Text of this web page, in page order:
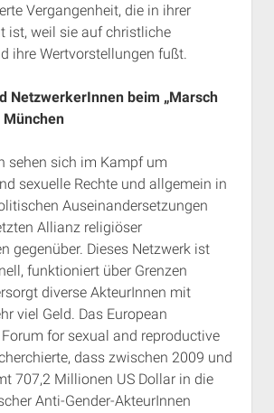
Vergangenheit, die in ihrer
ist, weil sie auf christliche
ihre Wertvorstellungen fußt.
NetzwerkerInnen beim „Marsch
München
sehen sich im Kampf um
sexuelle Rechte und allgemein in
Auseinandersetzungen
Allianz religiöser
gegenüber. Dieses Netzwerk ist
funktioniert über Grenzen
diverse AkteurInnen mit
viel Geld. Das European
for sexual and reproductive
dass zwischen 2009 und
707,2 Millionen US Dollar in die
Anti-Gender-AkteurInnen